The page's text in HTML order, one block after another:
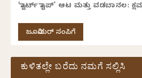
‘ಸ್ಟಾರ್ಟ್ ಸ್ಟಾಪ್’ ಆಟ ಮತ್ತು ವಡಬಾನಲ:
ಜೂನಿಯರ್ ಸಂಪಿಗೆ
ಕುಳಿತಲ್ಲೇ ಬರೆದು ನಮಗೆ ಸಲ್ಲಿಸಿ